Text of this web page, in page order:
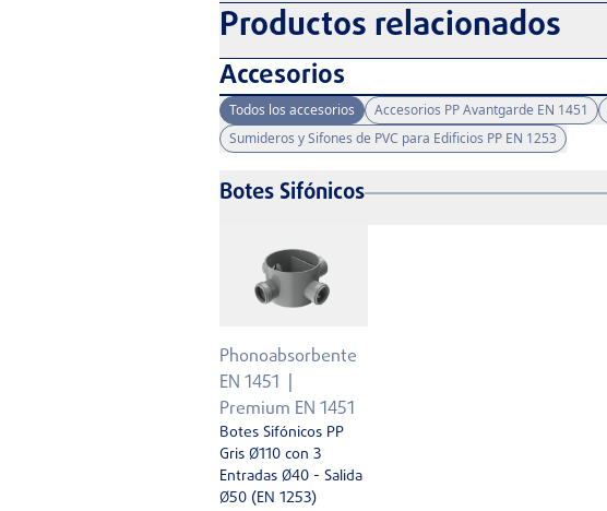
Productos relacionados
Accesorios
Todos los accesorios Accesorios PP Avantgarde EN 1451
Sumideros y Sifones de PVC para Edificios PP EN 1253
Botes Sifónicos
Phonoabsorbente
EN 1451
Premium EN 1451
Botes Sifónicos PP
Gris Ø110 con 3
Entradas Ø40 - Salida
Ø50 (EN 1253)